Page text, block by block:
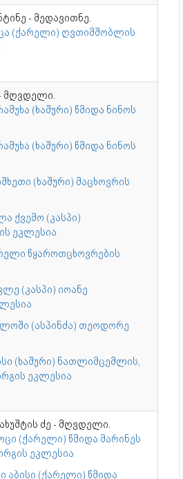
- მედავითნე.
(ქარელი) ღვთიმშობლის
მღვდელი.
(ხაშური) წმიდა ნინოს
(ხაშური) წმიდა ნინოს
(ხაშური) მაცხოვრის
ქვემო (კასპი)
ეკლესია
წყაროთცხოვრების
(კასპი) იოანე
(ასპინძა) თეოდორე
(ხაშური) ნათლიმცემლის,
ეკლესია
ძე - მღვდელი.
(ქარელი) წმიდა მარინეს
ეკლესია
აბისი (ქარელი) წმიდა